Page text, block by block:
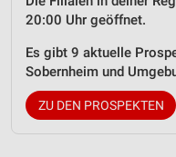
20:00 Uhr geöffnet.
Es gibt 9 aktuelle
Sobernheim und
ZU DEN PROSPEKTEN